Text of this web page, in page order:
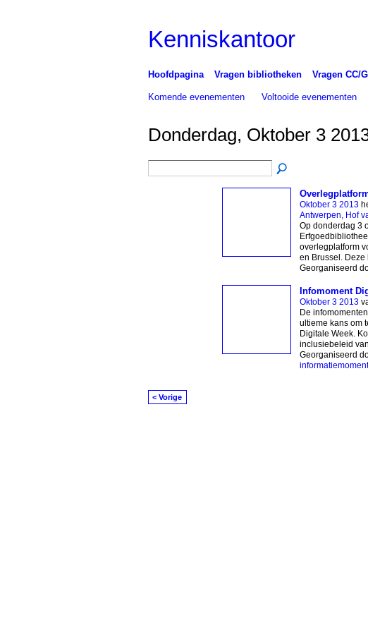
Kenniskantoor
Hoofdpagina Vragen bibliotheken Vragen CC/
Komende evenementen Voltooide evenementen
Donderdag, Oktober 3
Oktober 3 2013
Antwerpen, Hof
Op donderdag 3
overlegplatform
en Brussel. Deze
Georganiseerd
Infomoment
Oktober 3 2013
De
ultieme kans om
Digitale Week.
inclusiebeleid
Georganiseerd
informatiemoment
< Vorige